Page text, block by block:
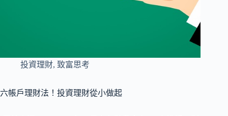
投資理財, 致富思考
六帳戶理財法！投資理財從小做起